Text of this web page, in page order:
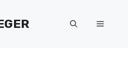
Menü